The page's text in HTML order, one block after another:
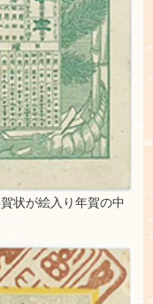
状が絵入り年賀の中